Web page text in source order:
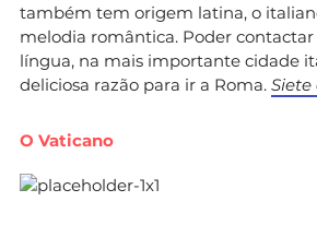
também tem origem latina, o
melodia romântica. Poder
língua, na mais importante cidade
deliciosa razão para ir a Roma. Siete
O Vaticano